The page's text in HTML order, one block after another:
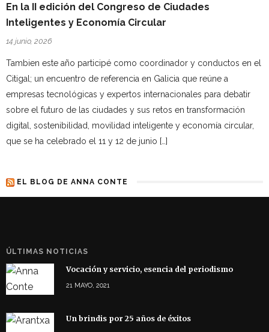
En la II edición del Congreso de Ciudades
Inteligentes y Economía Circular
14 junio, 2026
Tambien este año participé como coordinador y conductos en el
Citigal; un encuentro de referencia en Galicia que reúne a
empresas tecnológicas y expertos internacionales para debatir
sobre el futuro de las ciudades y sus retos en transformación
digital, sostenibilidad, movilidad inteligente y economía circular,
que se ha celebrado el 11 y 12 de junio […]
EL BLOG DE ANNA CONTE
ÚLTIMAS NOTICIAS
Vocación y servicio, esencia del periodismo
21 MAYO, 2021
Un brindis por 25 años de éxitos